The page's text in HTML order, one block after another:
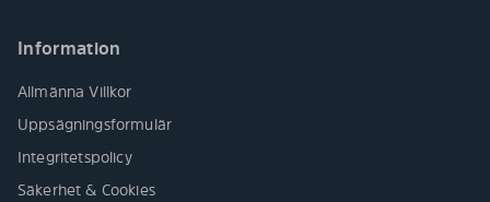
Information
Allmänna Villkor
Uppsägningsformulär
Integritetspolicy
Säkerhet & Cookies